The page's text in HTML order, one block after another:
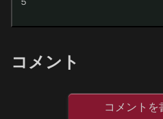
コメント
コメントを